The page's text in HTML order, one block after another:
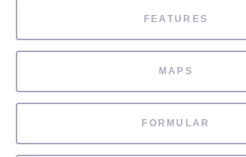
FEATURES
MAPS
FORMULAR